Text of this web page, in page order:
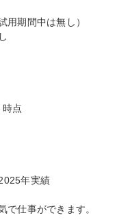
用期間中は無し）
点
年実績
で仕事ができます。